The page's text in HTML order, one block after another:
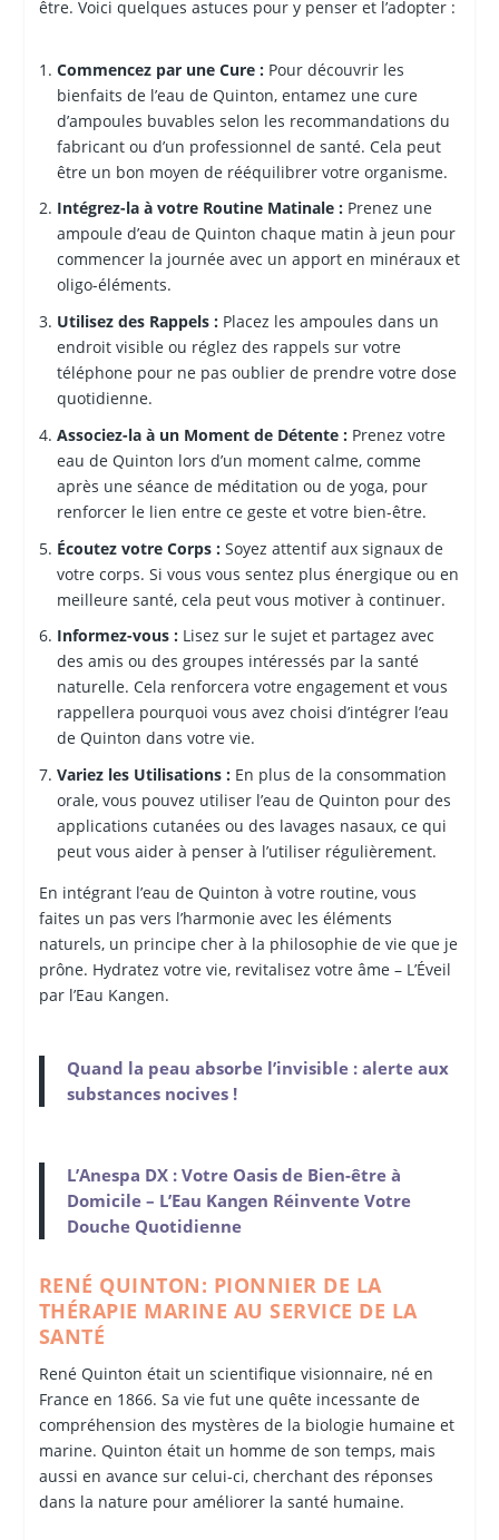
être. Voici quelques astuces pour y penser et l’adopter :
Commencez par une Cure :Pour découvrir les
bienfaits de l’eau de Quinton, entamez une cure
d’ampoules buvables selon les recommandations du
fabricant ou d’un professionnel de santé. Cela peut
être un bon moyen de rééquilibrer votre organisme.
Intégrez-la à votre Routine Matinale :Prenez une
ampoule d’eau de Quinton chaque matin à jeun pour
commencer la journée avec un apport en minéraux et
oligo-éléments.
Utilisez des Rappels :Placez les ampoules dans un
endroit visible ou réglez des rappels sur votre
téléphone pour ne pas oublier de prendre votre dose
quotidienne.
Associez-la à un Moment de Détente :Prenez votre
eau de Quinton lors d’un moment calme, comme
après une séance de méditation ou de yoga, pour
renforcer le lien entre ce geste et votre bien-être.
Écoutez votre Corps :Soyez attentif aux signaux de
votre corps. Si vous vous sentez plus énergique ou en
meilleure santé, cela peut vous motiver à continuer.
Informez-vous :Lisez sur le sujet et partagez avec
des amis ou des groupes intéressés par la santé
naturelle. Cela renforcera votre engagement et vous
rappellera pourquoi vous avez choisi d’intégrer l’eau
de Quinton dans votre vie.
Variez les Utilisations :En plus de la consommation
orale, vous pouvez utiliser l’eau de Quinton pour des
applications cutanées ou des lavages nasaux, ce qui
peut vous aider à penser à l’utiliser régulièrement.
En intégrant l’eau de Quinton à votre routine, vous
faites un pas vers l’harmonie avec les éléments
naturels, un principe cher à la philosophie de vie que je
prône. Hydratez votre vie, revitalisez votre âme – L’Éveil
par l’Eau Kangen.
Quand la peau absorbe l’invisible : alerte aux
substances nocives !
L’Anespa DX : Votre Oasis de Bien-être à
Domicile – L’Eau Kangen Réinvente Votre
Douche Quotidienne
RENÉ QUINTON: PIONNIER DE LA
THÉRAPIE MARINE AU SERVICE DE LA
SANTÉ
René Quinton était un scientifique visionnaire, né en
France en 1866. Sa vie fut une quête incessante de
compréhension des mystères de la biologie humaine et
marine. Quinton était un homme de son temps, mais
aussi en avance sur celui-ci, cherchant des réponses
dans la nature pour améliorer la santé humaine.